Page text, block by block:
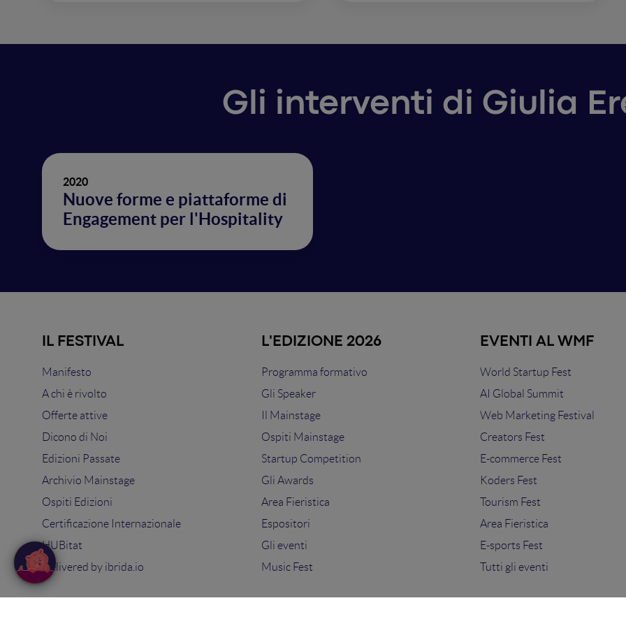
Gli interventi di Giulia
2020
Nuove forme e piattaforme di
Engagement per l'Hospitality
IL FESTIVAL
Manifesto
A chi è rivolto
Offerte attive
Dicono di Noi
Edizioni Passate
Archivio Mainstage
Ospiti Edizioni
Certificazione Internazionale
HUBitat
Delivered by ibrida.io
L'EDIZIONE 2026
Programma formativo
Gli Speaker
Il Mainstage
Ospiti Mainstage
Startup Competition
Gli Awards
Area Fieristica
Espositori
Gli eventi
Music Fest
EVENTI AL WMF
World Startup Fest
AI Global Summit
Web Marketing Festival
Creators Fest
E-commerce Fest
Koders Fest
Tourism Fest
Area Fieristica
E-sports Fest
Tutti gli eventi